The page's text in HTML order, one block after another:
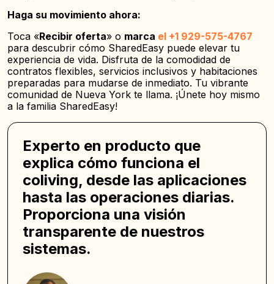
Haga su movimiento ahora:
Toca «Recibir oferta» o marca el +1 929-575-4767
para descubrir cómo SharedEasy puede elevar tu
experiencia de vida. Disfruta de la comodidad de
contratos flexibles, servicios inclusivos y habitaciones
preparadas para mudarse de inmediato. Tu vibrante
comunidad de Nueva York te llama. ¡Únete hoy mismo
a la familia SharedEasy!
Experto en producto que
explica cómo funciona el
coliving, desde las aplicaciones
hasta las operaciones diarias.
Proporciona una visión
transparente de nuestros
sistemas.